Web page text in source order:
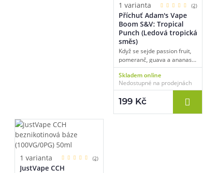
1 varianta (2)
Příchuť Adam's Vape
Boom S&V: Tropical
Punch (Ledová tropická
směs)
Když se sejde passion fruit,
pomeranč, guava a ananas
na ledu, výsledkem je
havajská párty v ústech.
Tropická puma plná šťávy.
Skladem online
Nedostupné na prodejnách
199 Kč
1 varianta (2)
JustVape CCH